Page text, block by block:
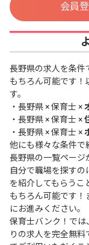
会員
長野県の求人を条件
もちろん可能です！
す。
・ 長野県 × 保育士 ×
・ 長野県 × 保育士 ×
・ 長野県 × 保育士 ×
他にも様々な条件で
長野県の一覧ページ
自分で職場を探すの
を紹介してもらうこ
もちろん可能です！
にお進みください。
保育士バンク！では
りの求人を完全無